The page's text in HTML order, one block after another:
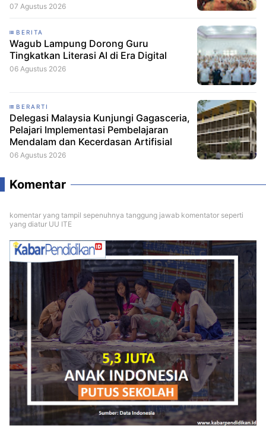
07 Agustus 2026
BERITA
Wagub Lampung Dorong Guru
Tingkatkan Literasi AI di Era Digital
06 Agustus 2026
BERARTI
Delegasi Malaysia Kunjungi Gagasceria,
Pelajari Implementasi Pembelajaran
Mendalam dan Kecerdasan Artifisial
06 Agustus 2026
Komentar
komentar yang tampil sepenuhnya tanggung jawab komentator seperti
yang diatur UU ITE